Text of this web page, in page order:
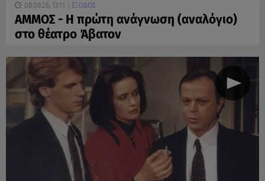
08.08.26, 13:11 ΕΞΟΔΟΣ
ΑΜΜΟΣ - Η πρώτη ανάγνωση (αναλόγιο)
στο θέατρο Άβατον